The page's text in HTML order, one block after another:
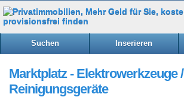
Suchen Inserieren
Marktplatz - Elektrowerkzeuge /
Reinigungsgeräte